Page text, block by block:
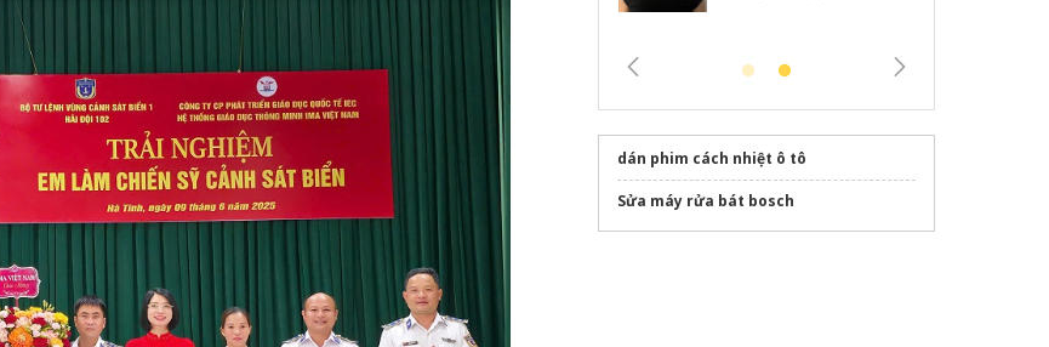
dán phim cách nhiệt ô tô
Sửa máy rửa bát bosch